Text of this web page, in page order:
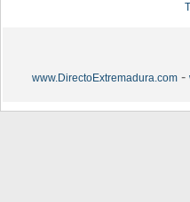
www.DirectoExtremadura.com -